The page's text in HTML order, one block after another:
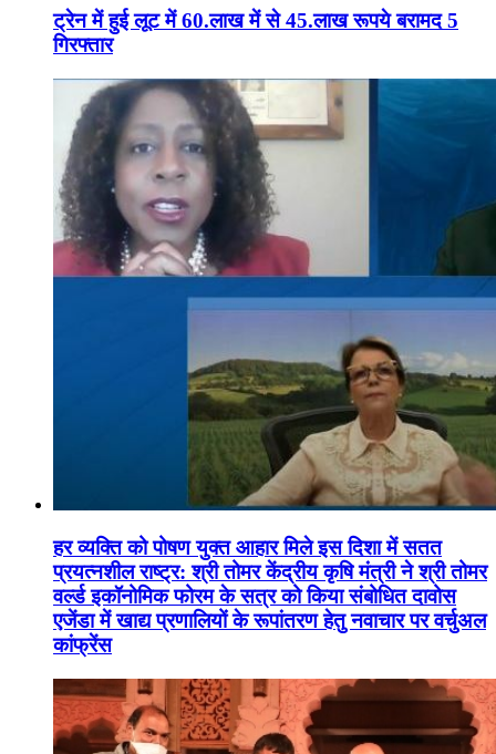
ट्रेन में हुई लूट में 60.लाख में से 45.लाख रूपये बरामद 5
गिरफ्तार
हर व्यक्ति को पोषण युक्त आहार मिले इस दिशा में सतत
प्रयत्नशील राष्ट्र: श्री तोमर केंद्रीय कृषि मंत्री ने श्री तोमर
वर्ल्ड इकॉनोमिक फोरम के सत्र को किया संबोधित दावोस
एजेंडा में खाद्य प्रणालियों के रूपांतरण हेतु नवाचार पर वर्चुअल
कांफ्रेंस